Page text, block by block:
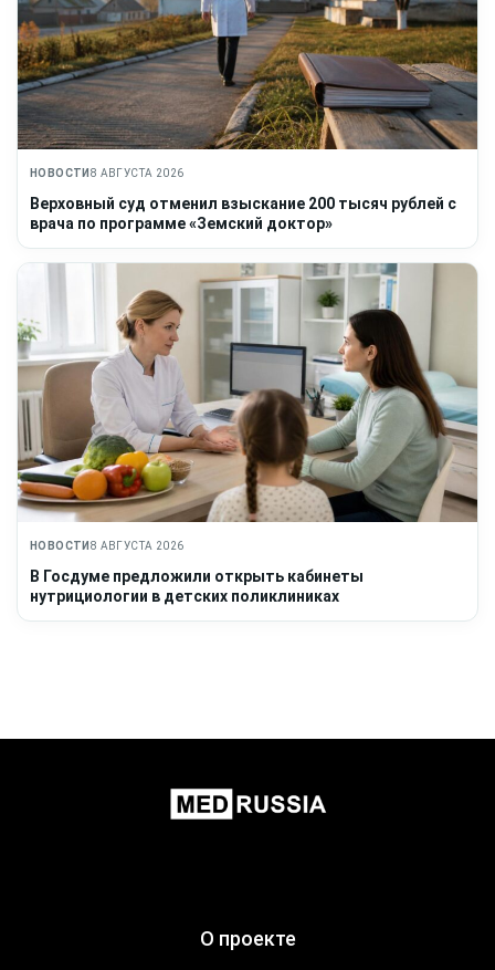
НОВОСТИ 8 АВГУСТА 2026
Верховный суд отменил взыскание 200 тысяч рублей с
врача по программе «Земский доктор»
НОВОСТИ 8 АВГУСТА 2026
В Госдуме предложили открыть кабинеты
нутрициологии в детских поликлиниках
О проекте